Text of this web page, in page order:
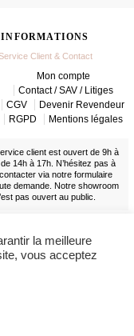
INFORMATIONS
Client & Contact
Mon compte
Contact / SAV / Litiges
CGV
Devenir Revendeur
RGPD
Mentions légales
client est ouvert de 9h à
14h à 17h. N’hésitez pas à
via notre formulaire
demande. Notre showroom
pas ouvert au public.
la meilleure
vous acceptez